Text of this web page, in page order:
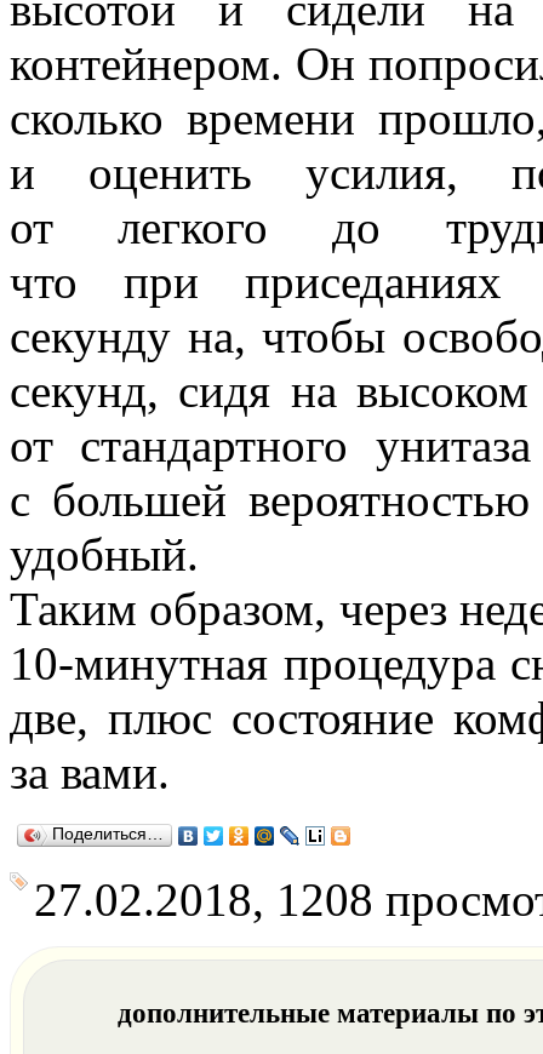
контейнером. Он
сколько времени
и оценить усилия,
от легкого до
что при приседаниях
секунду на, чтобы
секунд, сидя на
от стандартного
с большей
удобный.
Таким образом, через
10-минутная процедура
две, плюс состояние
за вами.
Поделиться…
27.02.2018, 1208
дополнительные материалы по